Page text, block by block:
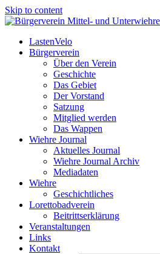
Skip to content
LastenVelo
Bürgerverein
Über den Verein
Geschichte
Das Gebiet
Der Vorstand
Satzung
Mitglied werden
Das Wappen
Wiehre Journal
Aktuelles Journal
Wiehre Journal Archiv
Mediadaten
Wiehre
Geschichtliches
Lorettobadverein
Beitrittserklärung
Veranstaltungen
Links
Kontakt